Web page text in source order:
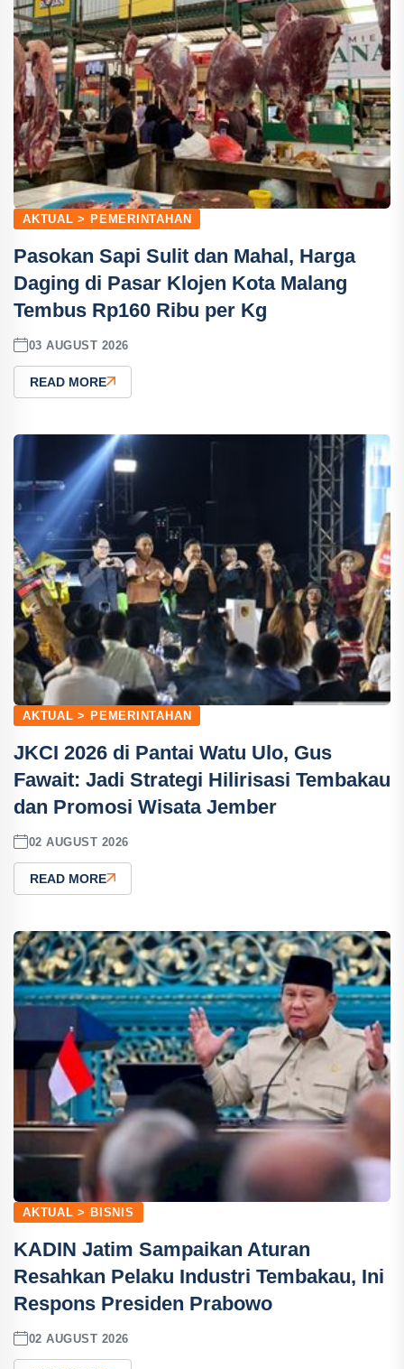
AKTUAL > PEMERINTAHAN
Pasokan Sapi Sulit dan Mahal, Harga
Daging di Pasar Klojen Kota Malang
Tembus Rp160 Ribu per Kg
03 AUGUST 2026
READ MORE
AKTUAL > PEMERINTAHAN
JKCI 2026 di Pantai Watu Ulo, Gus
Fawait: Jadi Strategi Hilirisasi Tembakau
dan Promosi Wisata Jember
02 AUGUST 2026
READ MORE
AKTUAL > BISNIS
KADIN Jatim Sampaikan Aturan
Resahkan Pelaku Industri Tembakau, Ini
Respons Presiden Prabowo
02 AUGUST 2026